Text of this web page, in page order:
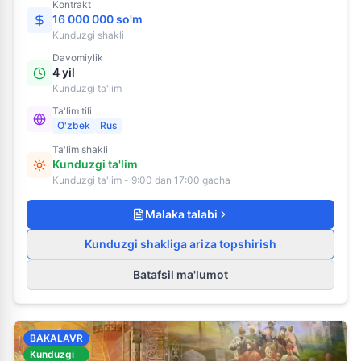
Kontrakt
16 000 000 so'm
Kunduzgi shakli
Davomiylik
4 yil
Kunduzgi ta'lim
Ta'lim tili
O'zbek
Rus
Ta'lim shakli
Kunduzgi ta'lim
Kunduzgi ta'lim - 9:00 dan 17:00 gacha
Malaka talabi
Kunduzgi shakliga ariza topshirish
Batafsil ma'lumot
BAKALAVR
Kunduzgi